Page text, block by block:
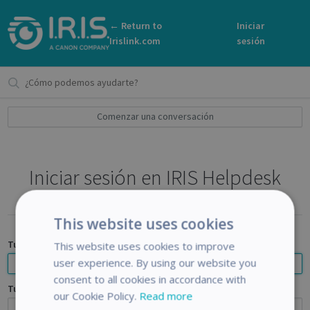
← Return to
Irislink.com
Iniciar
sesión
Comenzar una conversación
Iniciar sesión en IRIS Helpdesk
Tu dirección de correo electrónico
Tu contraseña
This website uses cookies
This website uses cookies to improve
user experience. By using our website you
consent to all cookies in accordance with
our Cookie Policy. Read more